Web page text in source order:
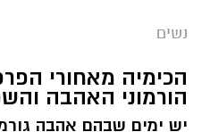
נשים
הכימיה מאחורי
הורמוני האהבה
יש ימים שבהם אהבה